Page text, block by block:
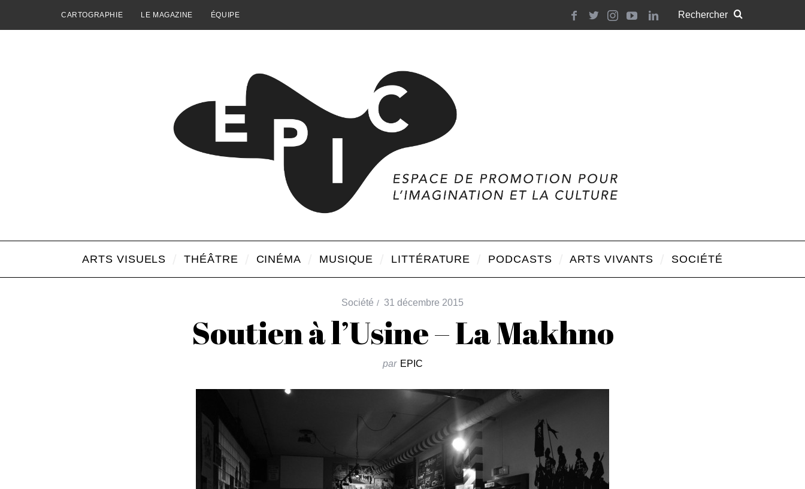
CARTOGRAPHIE LE MAGAZINE ÉQUIPE
ARTS VISUELS THÉÂTRE CINÉMA MUSIQUE LITTÉRATURE PODCASTS ARTS VIVANTS SOCIÉTÉ
Société 31 décembre 2015
Soutien à l’Usine – La Makhno
par EPIC